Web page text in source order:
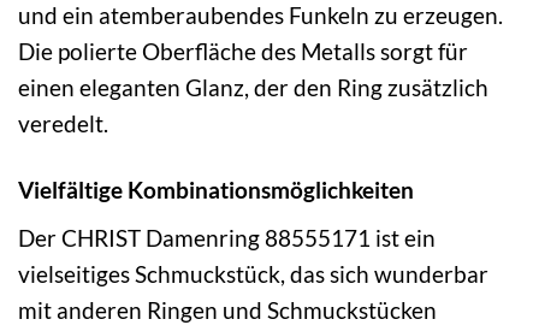
und ein atemberaubendes Funkeln zu erzeugen.
Die polierte Oberfläche des Metalls sorgt für
einen eleganten Glanz, der den Ring zusätzlich
veredelt.
Vielfältige Kombinationsmöglichkeiten
Der CHRIST Damenring 88555171 ist ein
vielseitiges Schmuckstück, das sich wunderbar
mit anderen Ringen und Schmuckstücken